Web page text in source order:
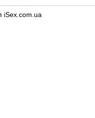
iSex.com.ua